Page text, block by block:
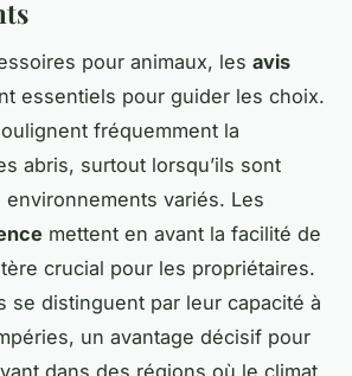
pour animaux, les avis
essentiels pour guider les choix.
fréquemment la
abris, surtout lorsqu’ils sont
variés. Les
mettent en avant la facilité de
crucial pour les propriétaires.
se distinguent par leur capacité à
un avantage décisif pour
dans des régions où le climat